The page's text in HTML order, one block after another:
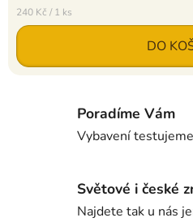
Měrná cena:
240 Kč / 1 ks
DO
Poradíme Vám
Vybavení
Světové i české
Najdete tak u nás